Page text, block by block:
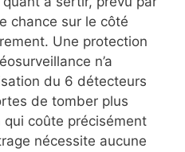
chance sur le côté
Une protection
n’a
du 6 détecteurs
de tomber plus
coûte précisément
nécessite aucune